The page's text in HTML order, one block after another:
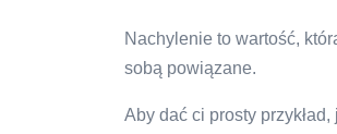
Nachylenie to wartość,
sobą powiązane.
Aby dać ci prosty